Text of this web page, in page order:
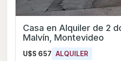
Casa en Alquiler de 2
Malvín, Montevideo
U$S 657 ALQUILER